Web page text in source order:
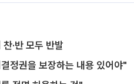
·반 모두 반발
정권을 보장하는 내용 있어야"